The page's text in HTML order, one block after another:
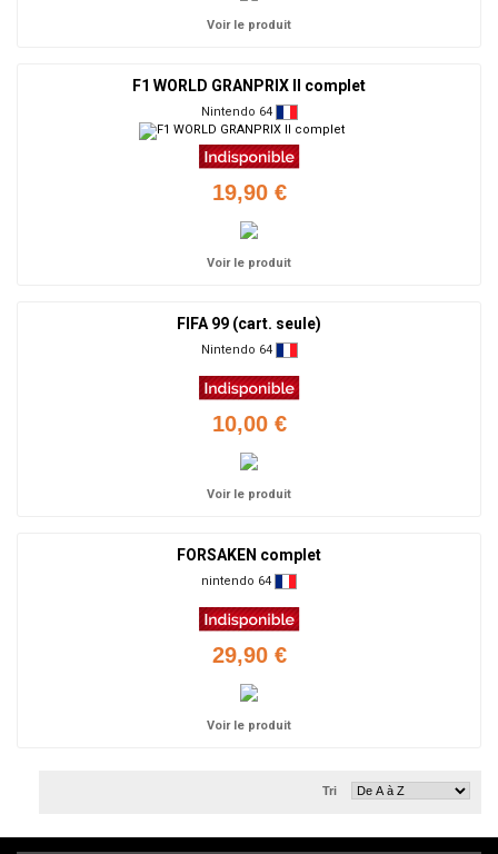
Voir le produit
F1 WORLD GRANPRIX II complet
Nintendo 64
19,90 €
Voir le produit
FIFA 99 (cart. seule)
Nintendo 64
10,00 €
Voir le produit
FORSAKEN complet
nintendo 64
29,90 €
Voir le produit
Tri